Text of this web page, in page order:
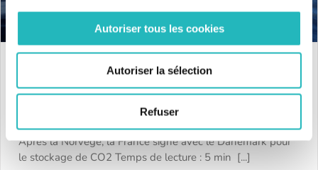
Autoriser tous les cookies
Autoriser la sélection
Refuser
Après la Norvège, la France signe avec le
Danemark pour le stockage de CO2
Après la Norvège, la France signe
avec le Danemark pour le stockage de
Après la Norvège, la France signe avec le Danemark pour
le stockage de CO2 Temps de lecture : 5 min [...]